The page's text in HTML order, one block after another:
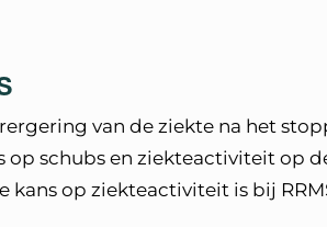
van de ziekte na het
schubs en ziekteactiviteit op
op ziekteactiviteit is bij